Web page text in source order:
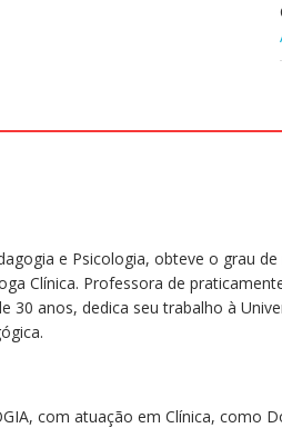
e Psicologia, obteve o grau
Clínica. Professora de
30 anos, dedica seu trabalho à
com atuação em Clínica,